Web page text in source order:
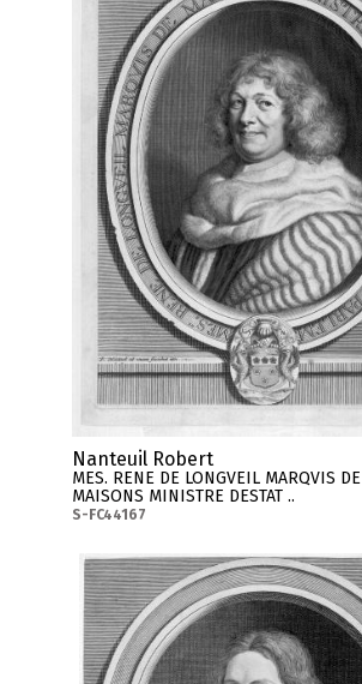
Nanteuil Robert
MES. RENE DE LONGVEIL MARQVIS DE
MAISONS MINISTRE DESTAT ..
S-FC44167